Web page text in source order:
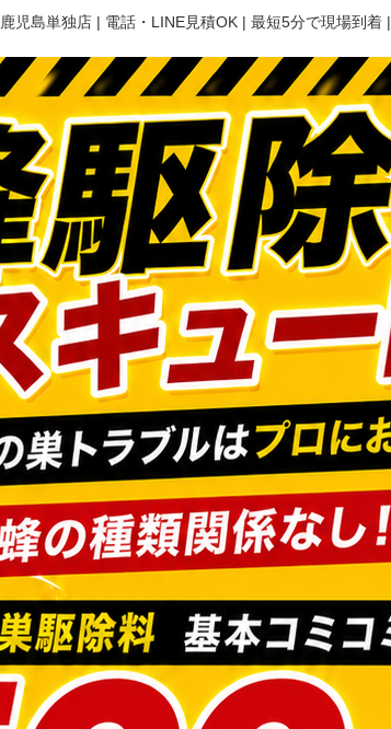
鹿児島単独店 | 電話・LINE見積OK | 最短5分で現場到着 |